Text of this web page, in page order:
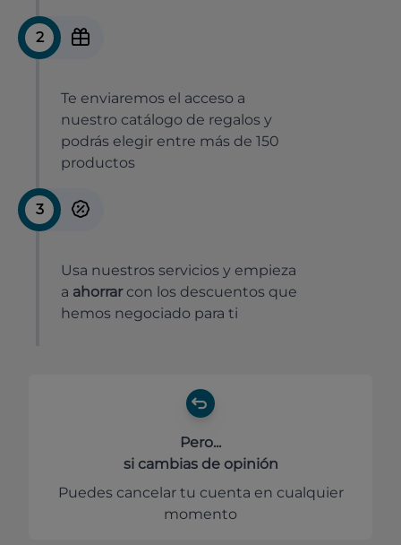
2
Te enviaremos el acceso a
nuestro catálogo de regalos y
podrás elegir entre más de 150
productos
3
Usa nuestros servicios y empieza
a ahorrar con los descuentos que
hemos negociado para ti
Pero...
si cambias de opinión
Puedes cancelar tu cuenta en cualquier
momento